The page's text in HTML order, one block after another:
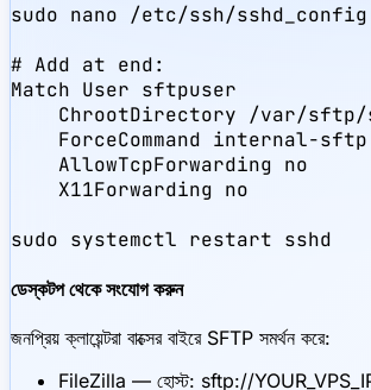
sudo nano /etc/ssh/sshd_config
# Add at end:
Match User sftpuser
ChrootDirectory /var/
    ForceCommand internal-sftp
    AllowTcpForwarding no
    X11Forwarding no
sudo systemctl restart sshd
ডেস্কটপ থেকে সংযোগ করুন
জনপ্রিয় ক্লায়েন্টরা বাক্সের বাইরে SFTP সমর্থন করে:
FileZilla — হোস্ট: sftp://